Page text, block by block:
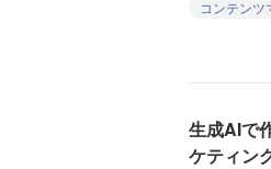
コンテン
生成AIで
ケティン